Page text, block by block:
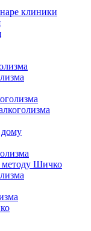
клиники
дому
методу Шичко